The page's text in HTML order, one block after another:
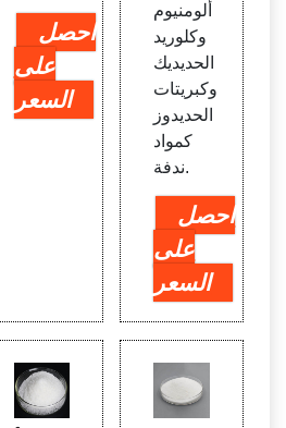
احصل
على
السعر
ألومنيوم
وكلوريد
الحديديك
وكبريتات
الحديدوز
كمواد
ندفة.
احصل
على
السعر